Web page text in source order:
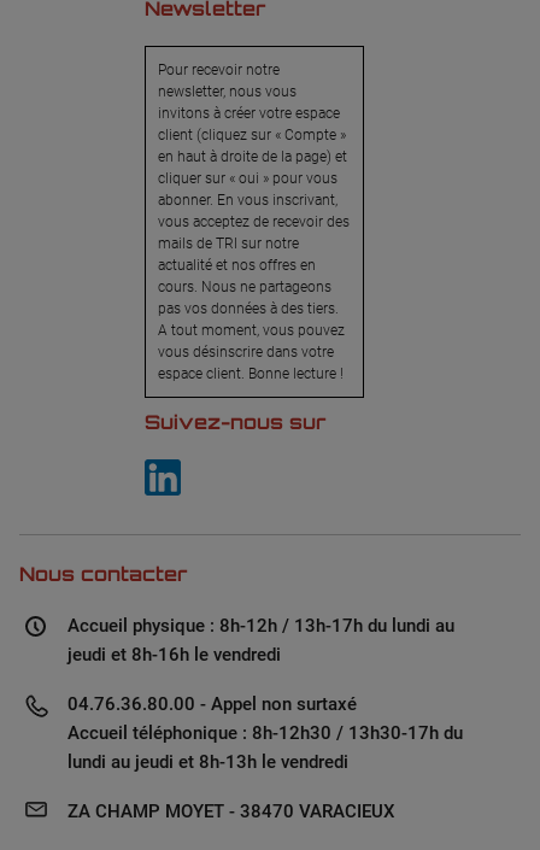
Newsletter
Pour recevoir notre
newsletter, nous vous
invitons à créer votre espace
client (cliquez sur « Compte »
en haut à droite de la page) et
cliquer sur « oui » pour vous
abonner. En vous inscrivant,
vous acceptez de recevoir des
mails de TRI sur notre
actualité et nos offres en
cours. Nous ne partageons
pas vos données à des tiers.
A tout moment, vous pouvez
vous désinscrire dans votre
espace client. Bonne lecture !
Suivez-nous sur
Nous contacter
Accueil physique : 8h-12h / 13h-17h du lundi au
jeudi et 8h-16h le vendredi
04.76.36.80.00 - Appel non surtaxé
Accueil téléphonique : 8h-12h30 / 13h30-17h du
lundi au jeudi et 8h-13h le vendredi
ZA CHAMP MOYET - 38470 VARACIEUX